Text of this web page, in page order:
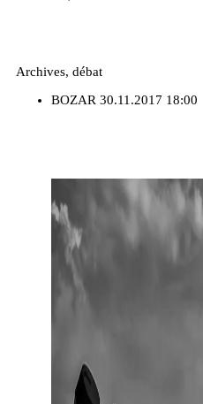
Archives, débat
BOZAR 30.11.2017 18:00